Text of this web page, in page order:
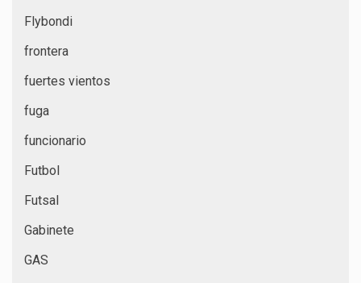
Flybondi
frontera
fuertes vientos
fuga
funcionario
Futbol
Futsal
Gabinete
GAS